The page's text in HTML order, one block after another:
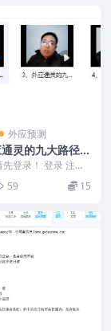
外应预测
灵的九大路径4
登录！ 登录 注册
灵的九大路径4集视
59 15